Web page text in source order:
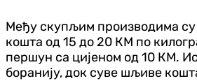
Међу скупљим производима су
кошта од 15 до 20 КМ по
першун са цијеном од 10 КМ.
боранију, док суве шљиве